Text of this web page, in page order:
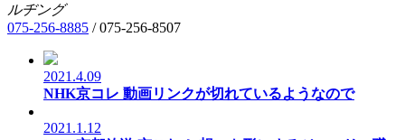
ルヂング
075-256-8885 /075-256-8507
2021.4.09
NHK京コレ 動画リンクが切れているようなので
2021.1.12